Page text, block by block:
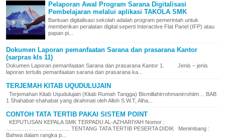
Pelaporan Awal Program Sarana Digitalisasi
Pembelajaran melalui aplikasi TAKOLA SMK
Bantuan digitalisasi sekolah adalah program pemerintah untuk
memberikan peralatan digital seperti Interactive Flat Panel (IFP) atau
papan pi...
Dokumen Laporan pemanfaatan Sarana dan prasarana Kantor
(sarpras kls 11)
Dokumen Laporan pemanfaatan Sarana dan prasarana Kantor 1. Jenis – jenis
laporan tertulis pemanfaatan sarana dan prasarana ka...
TERJEMAH KITAB UQUDULUJAIN
Terjemahan Kitab Uqudulujain (Kitab Rumah Tangga) Bismillahirrohmanirrohiim… BAB
1 Shahabat-shahabat yang dirahmati oleh Alloh S.W.T, Alha...
CONTOH TATA TERTIB PAKAI SISTEM POINT
KEPUTUSAN KEPALA SMK TERPADU AL-AZHARIYAH Nomor :
…………………………….. TENTANG TATA TERTIB PESERTA DIDIK Menimbang :
Bahwa dalam rangka p...